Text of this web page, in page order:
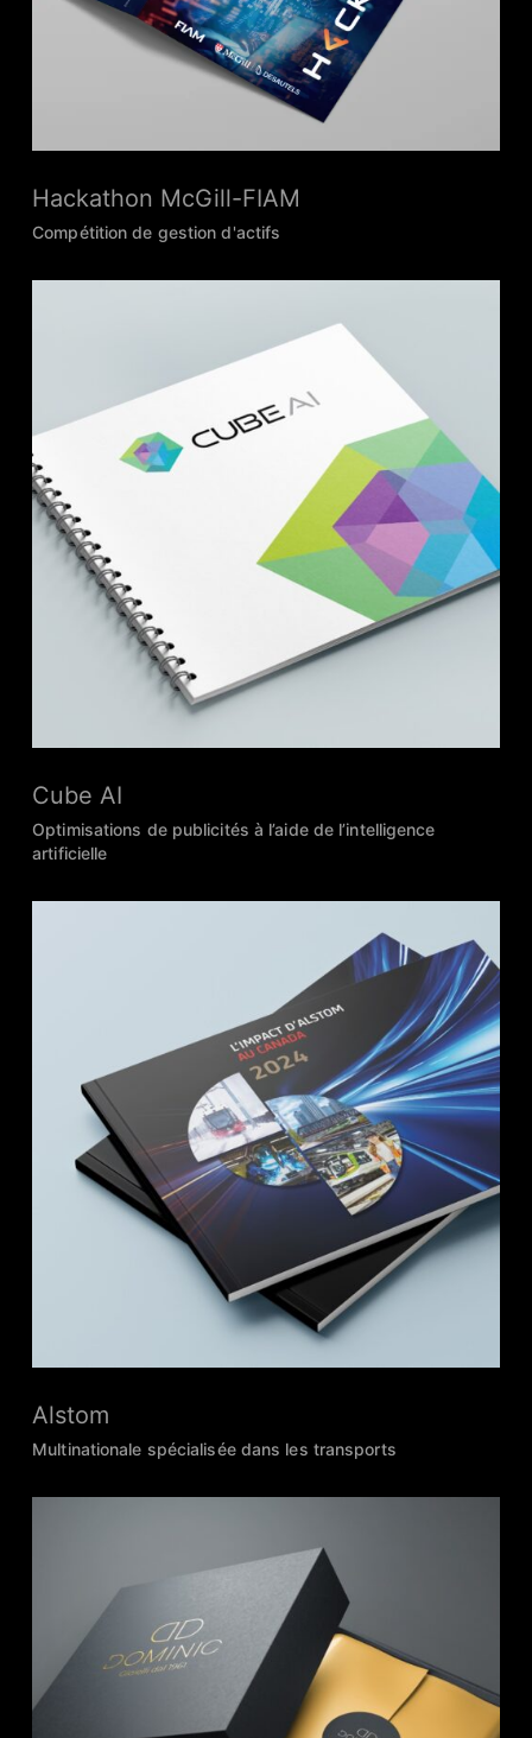
Hackathon McGill-FIAM
Compétition de gestion d'actifs
Cube AI
Optimisations de publicités à l’aide de l’intelligence
artificielle
Alstom
Multinationale spécialisée dans les transports